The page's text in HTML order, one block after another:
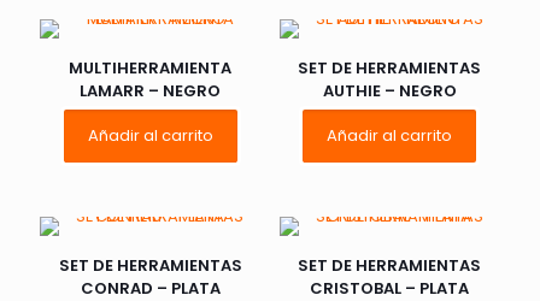
MULTIHERRAMIENTA
LAMARR – NEGRO
Añadir al carrito
SET DE HERRAMIENTAS
AUTHIE – NEGRO
Añadir al carrito
SET DE HERRAMIENTAS
CONRAD – PLATA
SET DE HERRAMIENTAS
CRISTOBAL – PLATA